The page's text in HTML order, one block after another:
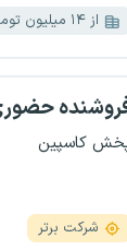
از ۱۴ میلیون تومان
کاسپین
شرکت برتر